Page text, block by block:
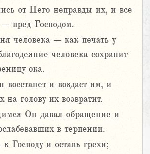
от Него неправды их, и все
– пред Господом.
человека – как печать у
человека сохранит
ока.
и воздаст им, и
на голову их возвратит.
Он давал обращение и
в терпении.
к Господу и оставь грехи;